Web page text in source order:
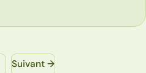
pages de recettes
Suivant →